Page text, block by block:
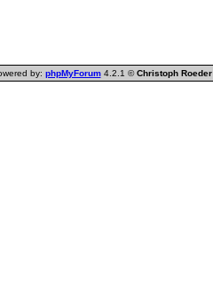
by: phpMyForum4.2.1 ©Christoph Roeder